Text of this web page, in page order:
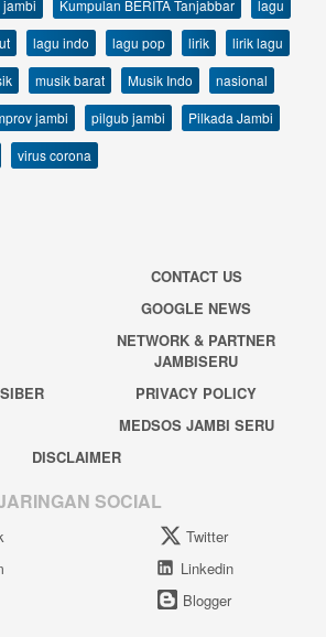
jambi
Kumpulan BERITA Tanjabbar
lagu
lagu indo lagu pop lirik
lirik lagu
musik barat Musik Indo
nasional
jambi pilgub jambi
Pilkada Jambi
virus corona
CONTACT US
GOOGLE NEWS
NETWORK & PARTNER
JAMBISERU
PRIVACY POLICY
MEDSOS JAMBI SERU
DISCLAIMER
SOCIAL
Twitter
Linkedin
Blogger